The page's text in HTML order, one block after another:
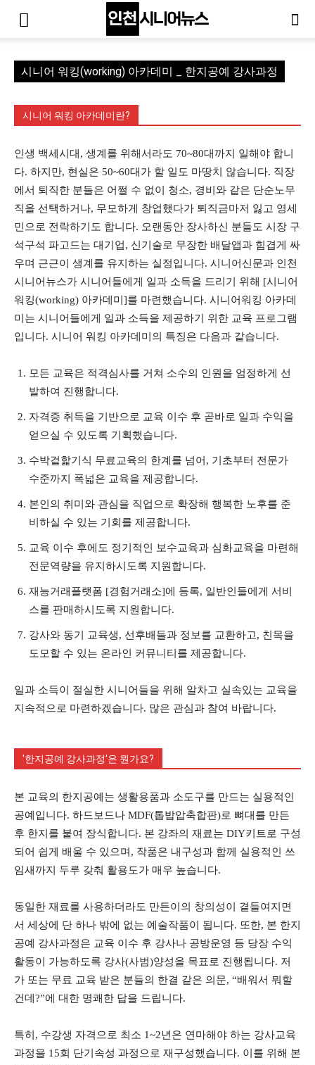
시니어 워킹(working) 아카데미 _ 한지공예 강사과정
시니어 워킹 아카데미란?
인생 백세시대, 생계를 위해서라도 70~80대까지 일해야 합니
다. 하지만, 현실은 50~60대가 할 일도 마땅치 않습니다. 직장
에서 퇴직한 분들은 어쩔 수 없이 청소, 경비와 같은 단순노무
직을 선택하거나, 무모하게 창업했다가 퇴직금마저 잃고 영세
민으로 전락하기도 합니다. 오랜동안 장사하신 분들도 시장 구
석구석 파고드는 대기업, 신기술로 무장한 배달앱과 힘겹게 싸
우며 근근이 생계를 유지하는 실정입니다. 시니어신문과 인천
시니어뉴스가 시니어들에게 일과 소득을 드리기 위해 [시니어
워킹(working) 아카데미]를 마련했습니다. 시니어워킹 아카데
미는 시니어들에게 일과 소득을 제공하기 위한 교육 프로그램
입니다. 시니어 워킹 아카데미의 특징은 다음과 같습니다.
모든 교육은 적격심사를 거쳐 소수의 인원을 엄정하게 선
발하여 진행합니다.
자격증 취득을 기반으로 교육 이수 후 곧바로 일과 수익을
얻으실 수 있도록 기획했습니다.
수박겉핥기식 무료교육의 한계를 넘어, 기초부터 전문가
수준까지 폭넓은 교육을 제공합니다.
본인의 취미와 관심을 직업으로 확장해 행복한 노후를 준
비하실 수 있는 기회를 제공합니다.
교육 이수 후에도 정기적인 보수교육과 심화교육을 마련해
전문역량을 유지하시도록 지원합니다.
재능거래플랫폼 [경험거래소]에 등록, 일반인들에게 서비
스를 판매하시도록 지원합니다.
강사와 동기 교육생, 선후배들과 정보를 교환하고, 친목을
도모할 수 있는 온라인 커뮤니티를 제공합니다.
일과 소득이 절실한 시니어들을 위해 알차고 실속있는 교육을
지속적으로 마련하겠습니다. 많은 관심과 참여 바랍니다.
'한지공예 강사과정'은 뭔가요?
본 교육의 한지공예는 생활용품과 소도구를 만드는 실용적인
공예입니다. 하드보드나 MDF(톱밥압축합판)로 뼈대를 만든
후 한지를 붙여 장식합니다. 본 강좌의 재료는 DIY키트로 구성
되어 쉽게 배울 수 있으며, 작품은 내구성과 함께 실용적인 쓰
임새까지 두루 갖춰 활용도가 매우 높습니다.
동일한 재료를 사용하더라도 만든이의 창의성이 곁들여지면
서 세상에 단 하나 밖에 없는 예술작품이 됩니다. 또한, 본 한지
공예 강사과정은 교육 이수 후 강사나 공방운영 등 당장 수익
활동이 가능하도록 강사(사범)양성을 목표로 진행됩니다. 저
가 또는 무료 교육 받은 분들의 한결 같은 의문, “배워서 뭐할
건데?”에 대한 명쾌한 답을 드립니다.
특히, 수강생 자격으로 최소 1~2년은 연마해야 하는 강사교육
과정을 15회 단기속성 과정으로 재구성했습니다. 이를 위해 본